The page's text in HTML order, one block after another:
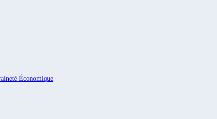
Économique